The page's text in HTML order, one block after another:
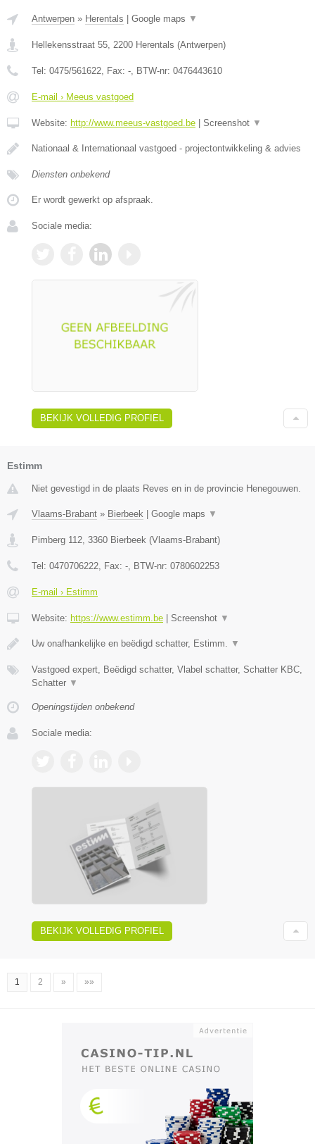
Antwerpen » Herentals Google maps ▼
Hellekensstraat 55, 2200 Herentals (Antwerpen)
Tel: 0475/561622, Fax: -, BTW-nr: 0476443610
E-mail › Meeus vastgoed
Website: http://www.meeus-vastgoed.be Screenshot ▼
Nationaal & Internationaal vastgoed - projectontwikkeling & advies
Diensten onbekend
Er wordt gewerkt op afspraak.
Sociale media:
BEKIJK VOLLEDIG PROFIEL
Estimm
Niet gevestigd in de plaats Reves en in de provincie Henegouwen.
Vlaams-Brabant » Bierbeek Google maps ▼
Pimberg 112 3360 Bierbeek (Vlaams-Brabant)
Tel: 0470706222 , Fax: - , BTW-nr: 0780602253
E-mail › Estimm
Website: https://www.estimm.be Screenshot ▼
Uw onafhankelijke en beëdigd schatter, Estimm. ▼
Vastgoed expert, Beëdigd schatter, Vlabel schatter, Schatter KBC,
Schatter ▼
Openingstijden onbekend
Sociale media:
BEKIJK VOLLEDIG PROFIEL
1 2 » »»